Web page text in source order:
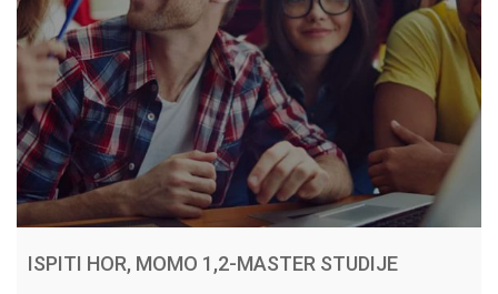
ISPITI HOR, MOMO 1,2-MASTER STUDIJE